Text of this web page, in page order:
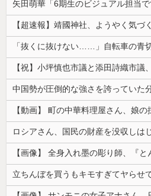
【超速報】靖國神社、ようやく気づ
ロシアさん、国民の財産を没収しは